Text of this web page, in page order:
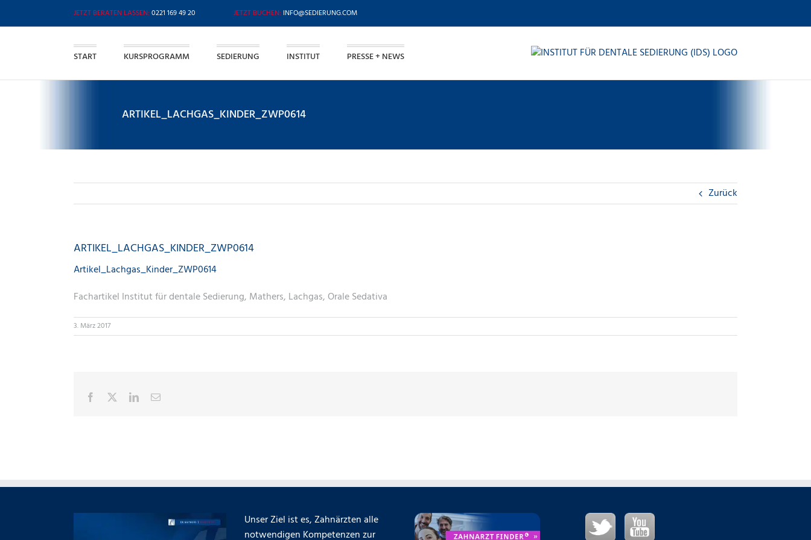
0221 169 49 20 INFO@SEDIERUNG.COM
START KURSPROGRAMM SEDIERUNG INSTITUT PRESSE + NEWS
ARTIKEL_LACHGAS_KINDER_ZWP0614
Zurück
ARTIKEL_LACHGAS_KINDER_ZWP0614
Artikel_Lachgas_Kinder_ZWP0614
Fachartikel Institut für dentale Sedierung, Mathers, Lachgas, Orale Sedativa
3. März 2017
Facebook LinkedIn
E-
Unser Ziel ist es, Zahnärzten alle
notwendigen Kompetenzen zur